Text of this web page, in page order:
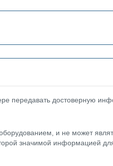
передавать достоверную
и не может
значимой информацией